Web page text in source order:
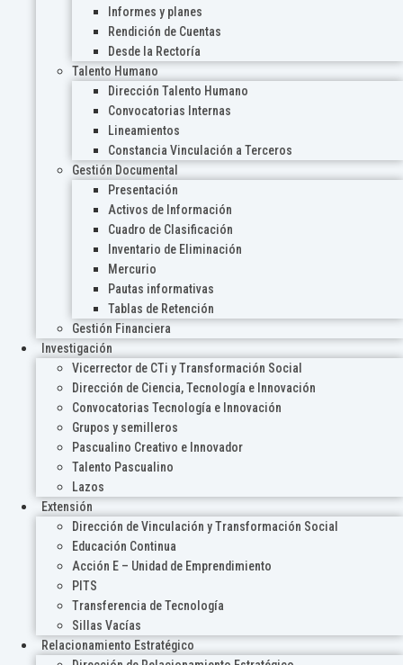
Informes y planes
Rendición de Cuentas
Desde la Rectoría
Talento Humano
Dirección Talento Humano
Convocatorias Internas
Lineamientos
Constancia Vinculación a Terceros
Gestión Documental
Presentación
Activos de Información
Cuadro de Clasificación
Inventario de Eliminación
Mercurio
Pautas informativas
Tablas de Retención
Gestión Financiera
Investigación
Vicerrector de CTi y Transformación Social
Dirección de Ciencia, Tecnología e Innovación
Convocatorias Tecnología e Innovación
Grupos y semilleros
Pascualino Creativo e Innovador
Talento Pascualino
Lazos
Extensión
Dirección de Vinculación y Transformación Social
Educación Continua
Acción E – Unidad de Emprendimiento
PITS
Transferencia de Tecnología
Sillas Vacías
Relacionamiento Estratégico